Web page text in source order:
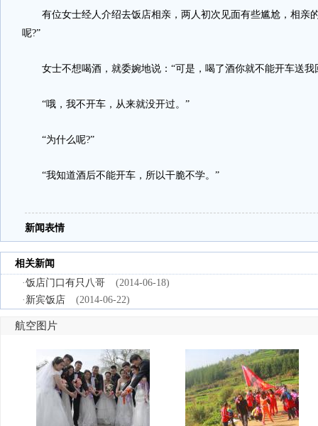
有位女士经人介绍去饭店相亲，两人初次见面有些尴尬，相亲
呢?”
女士不想喝酒，就委婉地说：“可是，喝了酒你就不能开车送我
“哦，我不开车，从来就没开过。”
“为什么呢?”
“我知道酒后不能开车，所以干脆不学。”
新闻表情
相关新闻
·饭店门口有只八哥
(2014-06-18)
· 新宾饭店 (2014-06-22)
航空图片